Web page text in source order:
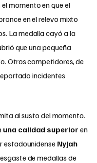
momento en que el
en el relevo mixto
La medalla cayó a la
que una pequeña
Otros competidores, de
incidentes
al susto del momento.
una calidad superior en
estadounidense Nyjah
de medallas de